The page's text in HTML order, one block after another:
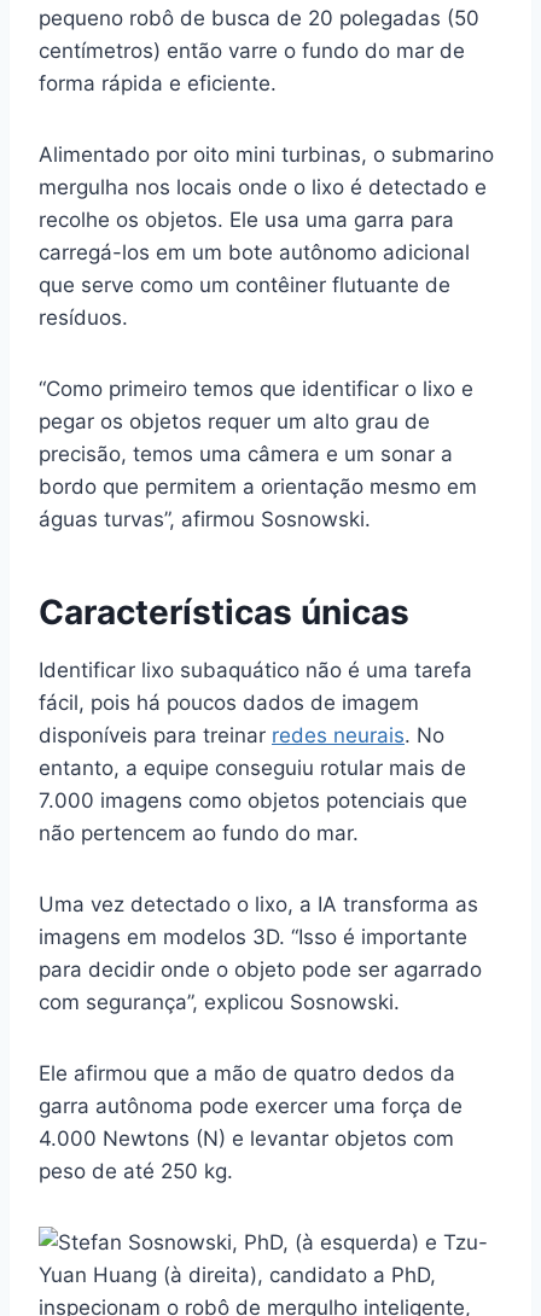
pequeno robô de busca de 20 polegadas (50
centímetros) então varre o fundo do mar de
forma rápida e eficiente.
Alimentado por oito mini turbinas, o submarino
mergulha nos locais onde o lixo é detectado e
recolhe os objetos. Ele usa uma garra para
carregá-los em um bote autônomo adicional
que serve como um contêiner flutuante de
resíduos.
“Como primeiro temos que identificar o lixo e
pegar os objetos requer um alto grau de
precisão, temos uma câmera e um sonar a
bordo que permitem a orientação mesmo em
águas turvas”, afirmou Sosnowski.
Características únicas
Identificar lixo subaquático não é uma tarefa
fácil, pois há poucos dados de imagem
disponíveis para treinar redes neurais. No
entanto, a equipe conseguiu rotular mais de
7.000 imagens como objetos potenciais que
não pertencem ao fundo do mar.
Uma vez detectado o lixo, a IA transforma as
imagens em modelos 3D. “Isso é importante
para decidir onde o objeto pode ser agarrado
com segurança”, explicou Sosnowski.
Ele afirmou que a mão de quatro dedos da
garra autônoma pode exercer uma força de
4.000 Newtons (N) e levantar objetos com
peso de até 250 kg.